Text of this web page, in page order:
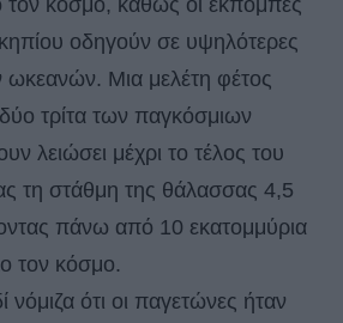
τον κόσμο, καθώς οι εκπομπές
οδηγούν σε υψηλότερες
ωκεανών. Μια μελέτη φέτος
τρίτα των παγκόσμιων
λειώσει μέχρι το τέλος του
τη στάθμη της θάλασσας 4,5
πάνω από 10 εκατομμύρια
τον κόσμο.
ότι οι παγετώνες ήταν